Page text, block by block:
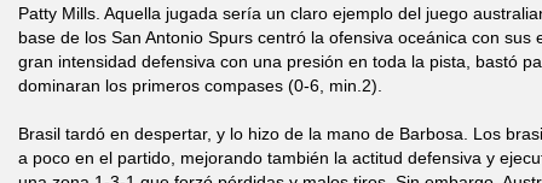
Patty Mills. Aquella jugada sería un claro ejemplo del juego
base de los San Antonio Spurs centró la ofensiva oceánica con sus
gran intensidad defensiva con una presión en toda la pista, bastó
dominaran los primeros compases (0-6, min.2).
Brasil tardó en despertar, y lo hizo de la mano de Barbosa. Los
a poco en el partido, mejorando también la actitud defensiva y